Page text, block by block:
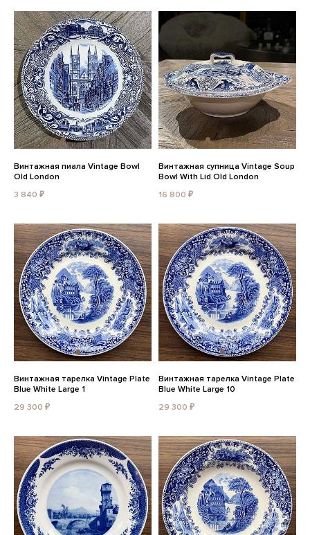
Винтажная пиала Vintage Bowl
Old London
3 840 ₽
Винтажная супница Vintage Soup
Bowl With Lid Old London
16 800 ₽
Винтажная тарелка Vintage Plate
Blue White Large 1
29 300 ₽
Винтажная тарелка Vintage Plate
Blue White Large 10
29 300 ₽